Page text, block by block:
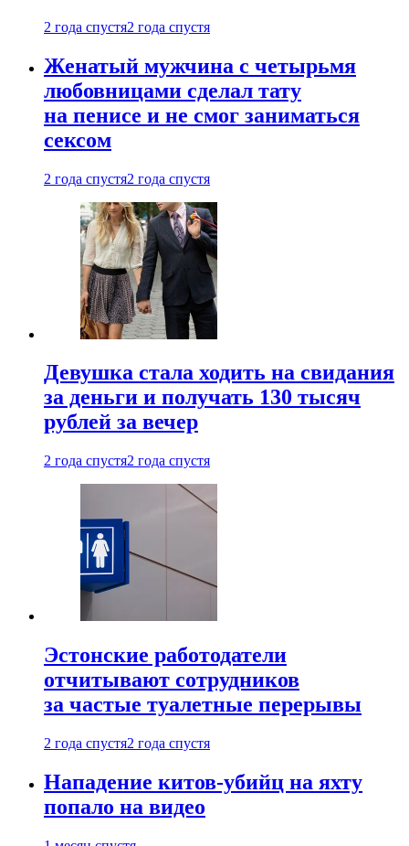
2 года спустя2 года спустя
Женатый мужчина с четырьмя
любовницами сделал тату
на пенисе и не смог заниматься
сексом
2 года спустя2 года спустя
Девушка стала ходить на свидания
за деньги и получать 130 тысяч
рублей за вечер
2 года спустя2 года спустя
Эстонские работодатели
отчитывают сотрудников
за частые туалетные перерывы
2 года спустя2 года спустя
Нападение китов-убийц на яхту
попало на видео